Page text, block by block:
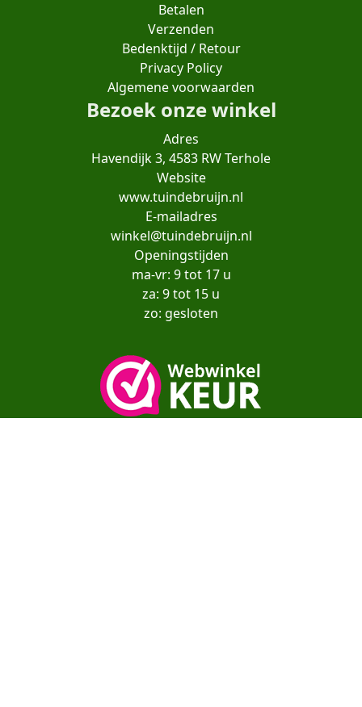
Betalen
Verzenden
Bedenktijd / Retour
Privacy Policy
Algemene voorwaarden
Bezoek onze winkel
Adres
Havendijk 3, 4583 RW Terhole
Website
www.tuindebruijn.nl
E-mailadres
winkel@tuindebruijn.nl
Openingstijden
ma-vr: 9 tot 17 u
za: 9 tot 15 u
zo: gesloten